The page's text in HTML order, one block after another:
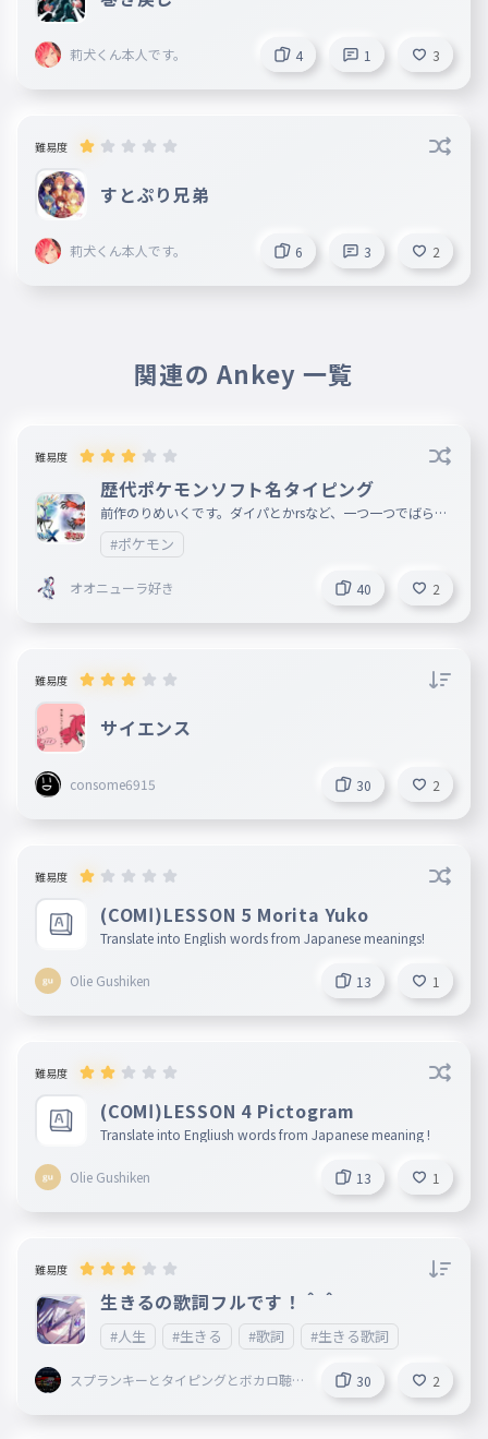
莉犬くん本人です。 4 1 3
難易度
すとぷり兄弟
莉犬くん本人です。 6 3 2
関連の Ankey 一覧
難易度
歴代ポケモンソフト名タイピング
前作のりめいくです。ダイパとかrsなど、一つ一つでばらし
ました。とくべつソフト他にあったら教えてください
#ポケモン
オオニューラ好き 40 2
難易度
サイエンス
consome6915 30 2
難易度
(COMⅠ)LESSON 5 Morita Yuko
Translate into English words from Japanese meanings!
Olie Gushiken 13 1
難易度
(COMⅠ)LESSON 4 Pictogram
Translate into Engliush words from Japanese meaning !
Olie Gushiken 13 1
難易度
生きるの歌詞フルです！＾＾
#人生 #生きる #歌詞 #生きる歌詞
スプランキーとタイピングとボカロ聴
30 2